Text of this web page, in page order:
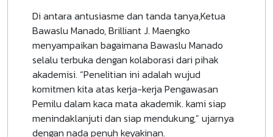
Di antara antusiasme dan tanda tanya,Ketua
Bawaslu Manado, Brilliant J. Maengko
menyampaikan bagaimana Bawaslu Manado
selalu terbuka dengan kolaborasi dari pihak
akademisi. “Penelitian ini adalah wujud
komitmen kita atas kerja-kerja Pengawasan
Pemilu dalam kaca mata akademik. kami siap
menindaklanjuti dan siap mendukung,” ujarnya
dengan nada penuh keyakinan.